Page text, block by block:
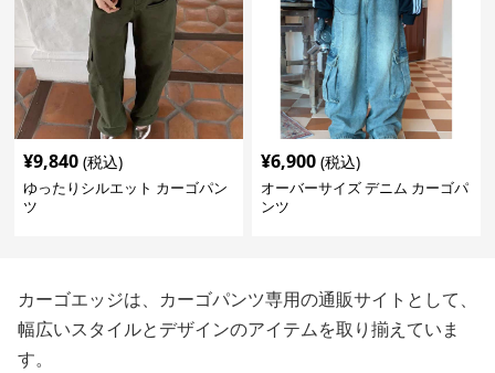
¥9,840 (税込)
ゆったりシルエット カーゴパン
ツ
¥6,900 (税込)
オーバーサイズ デニム カーゴパ
ンツ
カーゴエッジは、カーゴパンツ専用の通販サイトとして、
幅広いスタイルとデザインのアイテムを取り揃えていま
す。